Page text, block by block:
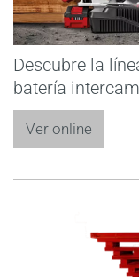
Descubre la
batería
Ver online